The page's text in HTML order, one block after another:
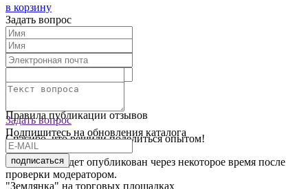
в корзину
Текст отзыва:
Правила публикации отзывов
Спасибо, что решили поделиться опытом!
Ваш отзыв будет опубликован через некоторое время после
проверки модератором.
Задать вопрос
Задать вопрос
Подпишитесь на обновления каталога
подписаться
"Землянка" на торговых площадках